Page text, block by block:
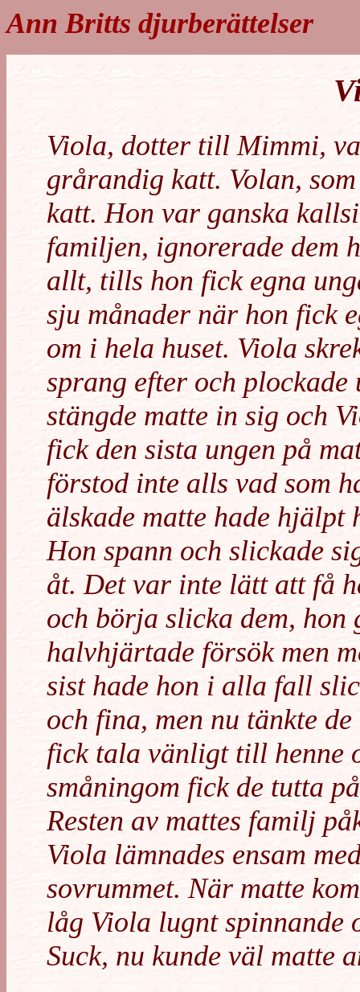
Ann Britts djurberättelser
Viola, dotter till Mimmi,
grårandig katt. Volan,
katt. Hon var ganska
familjen, ignorerade dem
allt, tills hon fick egna
sju månader när hon fick
om i hela huset. Viola
sprang efter och
stängde matte in sig och
fick den sista ungen på
förstod inte alls vad som
älskade matte hade
Hon spann och slickade
åt. Det var inte lätt att få
och börja slicka dem, hon
halvhjärtade försök men
sist hade hon i alla fall
och fina, men nu tänkte
fick tala vänligt till henne
småningom fick de tutta
Resten av mattes familj
Viola lämnades ensam
sovrummet. När matte
låg Viola lugnt spinnande
Suck, nu kunde väl matte